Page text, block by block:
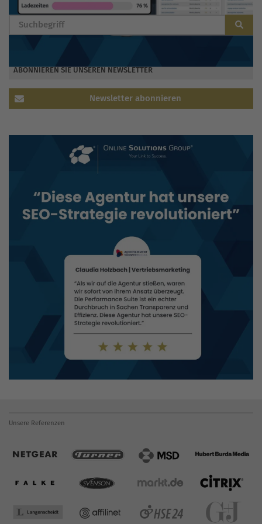
ABONNIEREN SIE UNSEREN NEWSLETTER
Newsletter abonnieren
Unsere Referenzen